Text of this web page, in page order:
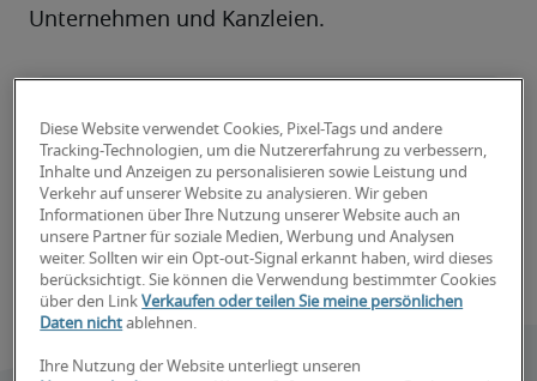
Diese Website verwendet Cookies, Pixel-Tags und andere
Tracking-Technologien, um die Nutzererfahrung zu verbessern,
Inhalte und Anzeigen zu personalisieren sowie Leistung und
Verkehr auf unserer Website zu analysieren. Wir geben
Informationen über Ihre Nutzung unserer Website auch an
unsere Partner für soziale Medien, Werbung und Analysen
weiter. Sollten wir ein Opt-out-Signal erkannt haben, wird dieses
berücksichtigt. Sie können die Verwendung bestimmter Cookies
über den LinkVerkaufen oder teilen Sie meine persönlichen
Daten nicht ablehnen.
Ihre Nutzung der Website unterliegt unseren